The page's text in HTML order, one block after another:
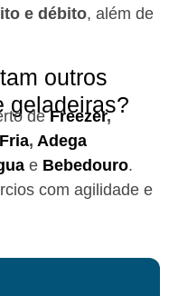
e débito, além de
outros
geladeiras?
deFreezer,
, Adega
e Bebedouro.
com agilidade e